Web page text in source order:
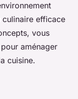
efficace
vous
aménager
cuisine.